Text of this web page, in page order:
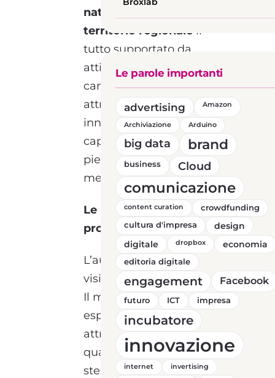
naturalistico presenti sul
territorio regionale il
tutto supportato da
attività in molteplici
campi e specializzazioni,
attraverso soluzioni
innovative, efficaci e
capaci di soddisfare a
pieno le richieste del
mercato.
Le principali finalità del
progetto sono:
L’aumento del numero di
visitatori in Basilicata
Il miglioramento delle
esperienze per il turista
attraverso una maggiore
qualità delle esperienze
stesse supportate da
Le parole importanti
advertising Amazon
Archiviazione Arduino
big data brand
business Cloud
comunicazione
content curation
crowdfunding
cultura d'impresa
design
digitale
dropbox economia
editoria digitale
engagement Facebook
futuro ICT impresa
incubatore
innovazione
internet
invertising